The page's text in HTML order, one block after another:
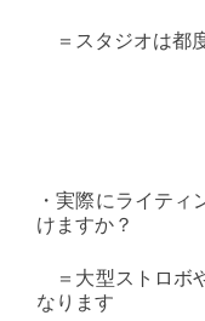
＝スタジオは都
・実際にライテ
けますか？
＝大型ストロボ
なります